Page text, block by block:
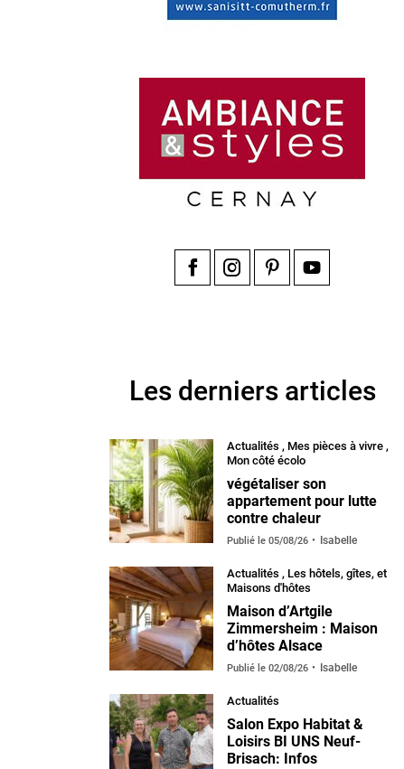
Les derniers articles
Actualités , Mes pièces à vivre ,
Mon côté écolo
végétaliser son
appartement pour lutte
contre chaleur
Publié le 05/08/26 Isabelle
Actualités , Les hôtels, gîtes, et
Maisons d'hôtes
Maison d’Artgile
Zimmersheim : Maison
d’hôtes Alsace
Publié le 02/08/26 Isabelle
Actualités
Salon Expo Habitat &
Loisirs BI UNS Neuf-
Brisach: Infos